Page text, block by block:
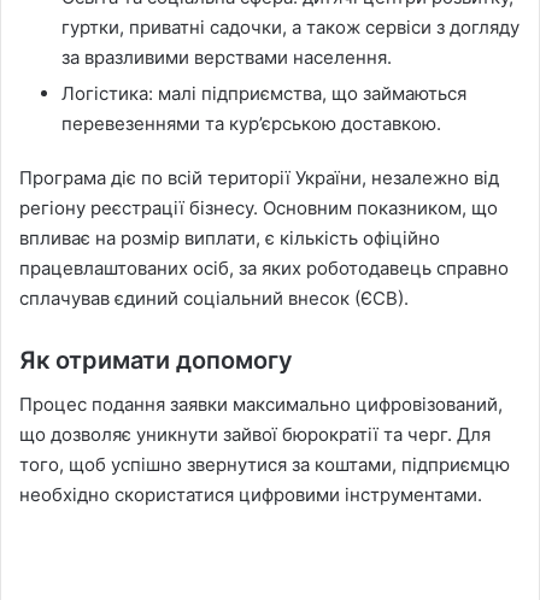
гуртки, приватні садочки, а також сервіси з догляду
за вразливими верствами населення.
Логістика: малі підприємства, що займаються
перевезеннями та кур’єрською доставкою.
Програма діє по всій території України, незалежно від
регіону реєстрації бізнесу. Основним показником, що
впливає на розмір виплати, є кількість офіційно
працевлаштованих осіб, за яких роботодавець справно
сплачував єдиний соціальний внесок (ЄСВ).
Як отримати допомогу
Процес подання заявки максимально цифровізований,
що дозволяє уникнути зайвої бюрократії та черг. Для
того, щоб успішно звернутися за коштами, підприємцю
необхідно скористатися цифровими інструментами.